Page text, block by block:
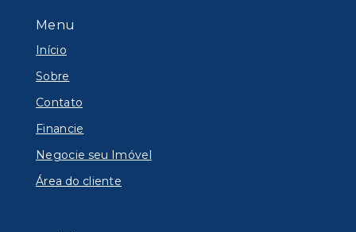
Menu
Início
Sobre
Contato
Financie
Negocie seu Imóvel
Área do cliente